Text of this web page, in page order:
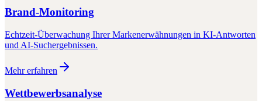
Brand-Monitoring
Echtzeit-Überwachung Ihrer Markenerwähnungen in KI-Antworten
und AI-Suchergebnissen.
Mehr erfahren
Wettbewerbsanalyse